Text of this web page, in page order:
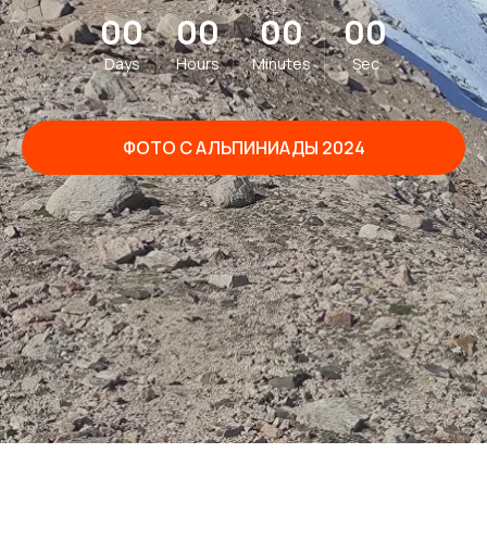
00
Days
00
Hours
00
Minutes
00
Sec
ФОТО С АЛЬПИНИАДЫ 2024